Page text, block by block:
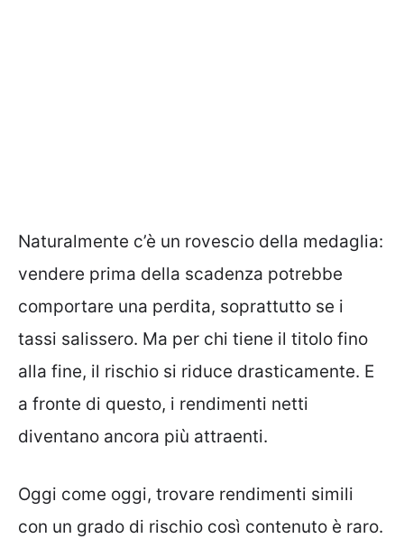
Naturalmente c’è un rovescio della medaglia:
vendere prima della scadenza potrebbe
comportare una perdita, soprattutto se i
tassi salissero. Ma per chi tiene il titolo fino
alla fine, il rischio si riduce drasticamente. E
a fronte di questo, i rendimenti netti
diventano ancora più attraenti.
Oggi come oggi, trovare rendimenti simili
con un grado di rischio così contenuto è raro.